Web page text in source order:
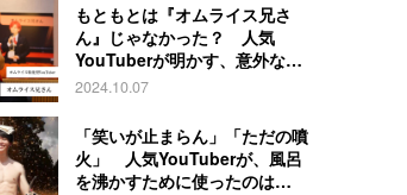
もともとは『オムライス兄さ
ん』じゃなかった？ 人気
YouTuberが明かす、意外な過
去とは
2024.10.07
「笑いが止まらん」「ただの噴
火」 人気YouTuberが、風呂
を沸かすために使ったのは…